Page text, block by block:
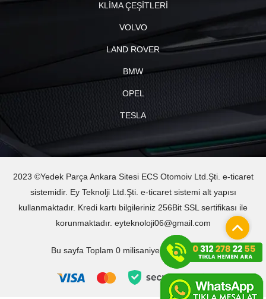
KLİMA ÇEŞİTLERİ
VOLVO
LAND ROVER
BMW
OPEL
TESLA
2023 ©Yedek Parça Ankara Sitesi ECS Otomoiv Ltd.Şti. e-ticaret
sistemidir. Ey Teknolji Ltd.Şti. e-ticaret sistemi alt yapısı
kullanmaktadır. Kredi kartı bilgileriniz 256Bit SSL sertifikası ile
korunmaktadır. eyteknoloji06@gmail.com
Bu sayfa Toplam 0 milisaniyede oluşturuldu.